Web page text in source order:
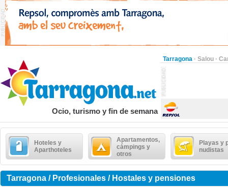
Tarragona · Salou ·
Ocio, turismo y fin de semana
Hoteles y
Aparthoteles
Apartamentos,
cámpings y
otros
Playas y
nudistas
Tarragona / Profesionales / Hostales y pensiones